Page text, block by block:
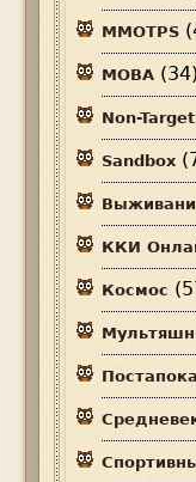
MMOTPS
MOBA (34)
Non-Target
Sandbox
ККИ
Космос